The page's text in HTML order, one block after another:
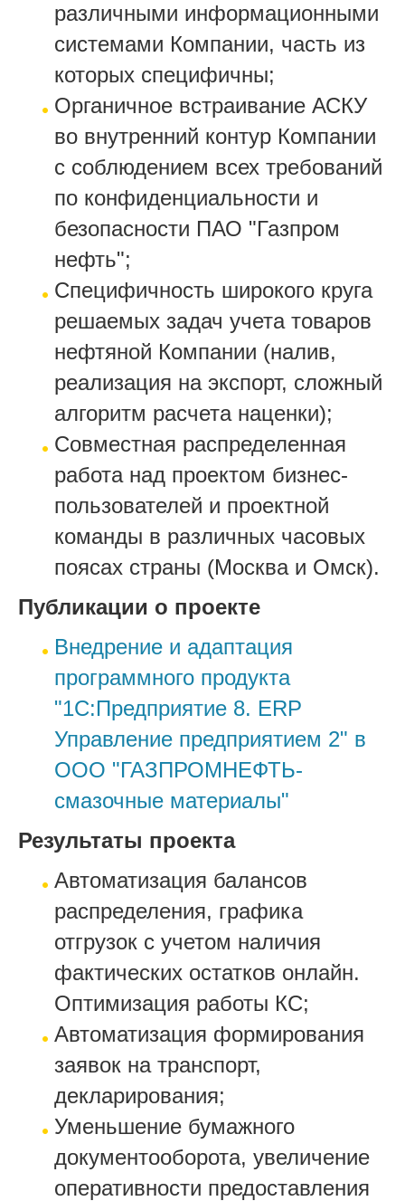
различными информационными
системами Компании, часть из
которых специфичны;
Органичное встраивание АСКУ
во внутренний контур Компании
с соблюдением всех требований
по конфиденциальности и
безопасности ПАО "Газпром
нефть";
Специфичность широкого круга
решаемых задач учета товаров
нефтяной Компании (налив,
реализация на экспорт, сложный
алгоритм расчета наценки);
Совместная распределенная
работа над проектом бизнес-
пользователей и проектной
команды в различных часовых
поясах страны (Москва и Омск).
Публикации о проекте
Внедрение и адаптация
программного продукта
"1С:Предприятие 8. ERP
Управление предприятием 2" в
ООО "ГАЗПРОМНЕФТЬ-
смазочные материалы"
Результаты проекта
Автоматизация балансов
распределения, графика
отгрузок с учетом наличия
фактических остатков онлайн.
Оптимизация работы КС;
Автоматизация формирования
заявок на транспорт,
декларирования;
Уменьшение бумажного
документооборота, увеличение
оперативности предоставления